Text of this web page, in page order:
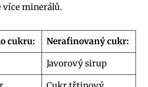
více minerálů.
cukru:
Nerafinovaný cukr:
Javorový sirup